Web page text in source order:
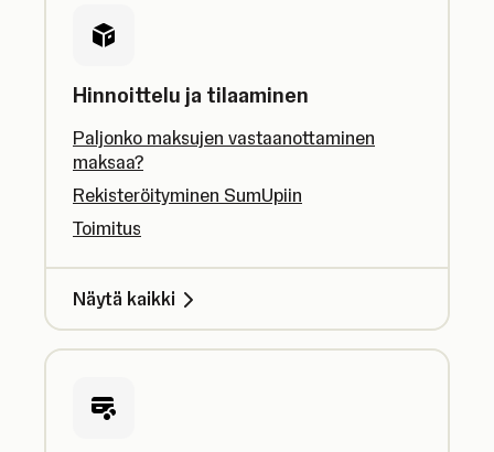
Hinnoittelu ja tilaaminen
Paljonko maksujen vastaanottaminen
maksaa?
Rekisteröityminen SumUpiin
Toimitus
Näytä kaikki